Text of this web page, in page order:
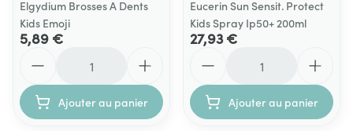
Elgydium Brosses A Dents
Kids Emoji
5,89 €
Ajouter au panier
Eucerin Sun Sensit. Protect
Kids Spray Ip50+ 200ml
27,93 €
Ajouter au panier